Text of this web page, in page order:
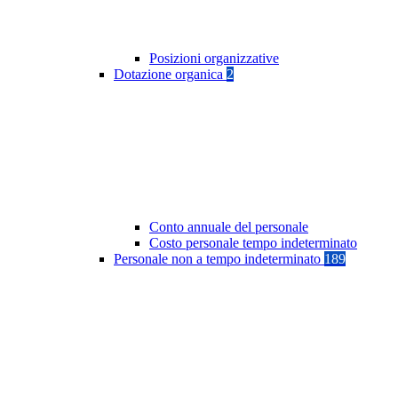
Posizioni organizzative
Dotazione organica 2
Conto annuale del personale
Costo personale tempo indeterminato
Personale non a tempo indeterminato 189